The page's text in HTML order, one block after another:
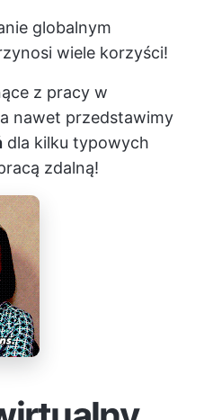
globalnym
wiele korzyści!
z pracy w
nawet przedstawimy
dla kilku typowych
zdalną!